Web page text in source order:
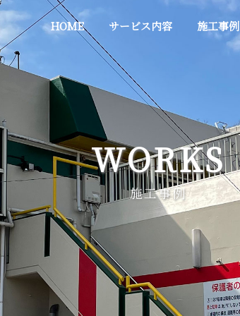
HOME サービス内容 施工事例
WORKS
施工事例